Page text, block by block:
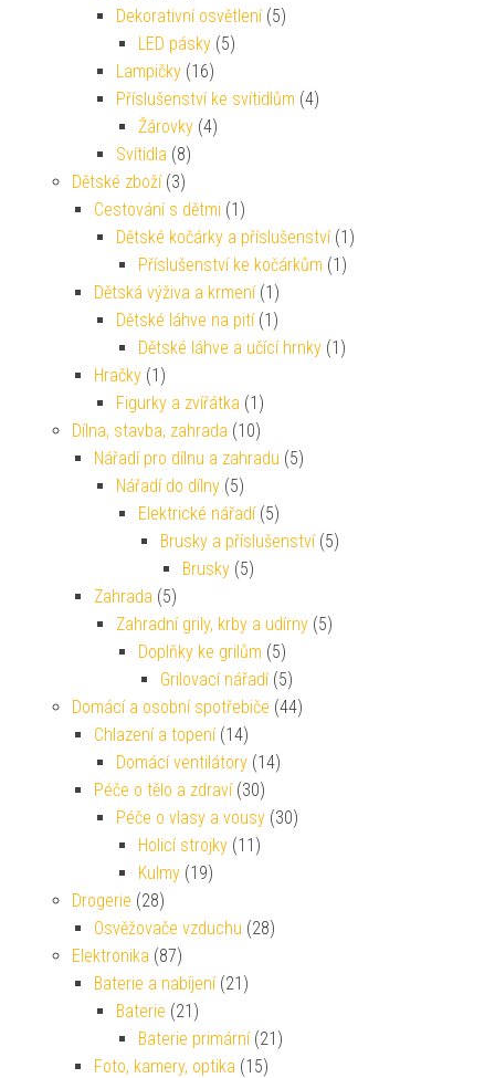
Dekorativní osvětlení (5)
LED pásky (5)
Lampičky (16)
Příslušenství ke svítidlům (4)
Žárovky (4)
Svítidla (8)
Dětské zboží (3)
Cestování s dětmi (1)
Dětské kočárky a příslušenství (1)
Příslušenství ke kočárkům (1)
Dětská výživa a krmení (1)
Dětské láhve na pití (1)
Dětské láhve a učící hrnky (1)
Hračky (1)
Figurky a zvířátka (1)
Dílna, stavba, zahrada (10)
Nářadí pro dílnu a zahradu (5)
Nářadí do dílny (5)
Elektrické nářadí (5)
Brusky a příslušenství (5)
Brusky (5)
Zahrada (5)
Zahradní grily, krby a udírny (5)
Doplňky ke grilům (5)
Grilovací nářadí (5)
Domácí a osobní spotřebiče (44)
Chlazení a topení (14)
Domácí ventilátory (14)
Péče o tělo a zdraví (30)
Péče o vlasy a vousy (30)
Holicí strojky (11)
Kulmy (19)
Drogerie (28)
Osvěžovače vzduchu (28)
Elektronika (87)
Baterie a nabíjení (21)
Baterie (21)
Baterie primární (21)
Foto, kamery, optika (15)